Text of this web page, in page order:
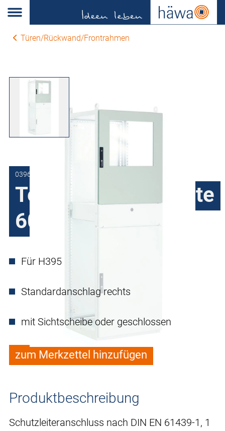
Türen/Rückwand/Frontrahmen
0396-6092-20-07
Teiltüren oben Breite
600 mm
Für H395
Standardanschlag rechts
mit Sichtscheibe oder geschlossen
zum Merkzettel hinzufügen
Produktbeschreibung
Schutzleiteranschluss nach DIN EN 61439-1, 1